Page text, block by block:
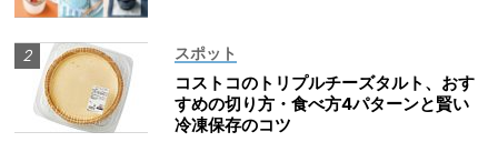
スポット
コストコのトリプルチーズタルト、おす
すめの切り方・食べ方4パターンと賢い
冷凍保存のコツ